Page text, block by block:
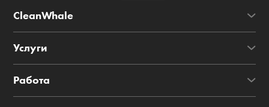
CleanWhale
Услуги
Работа